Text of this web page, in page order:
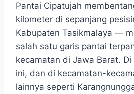
Pantai Cipatujah
kilometer di sepanjang
Kabupaten Tasikmalaya —
salah satu garis pantai
kecamatan di Jawa Barat.
ini, dan di kecamatan-
lainnya seperti